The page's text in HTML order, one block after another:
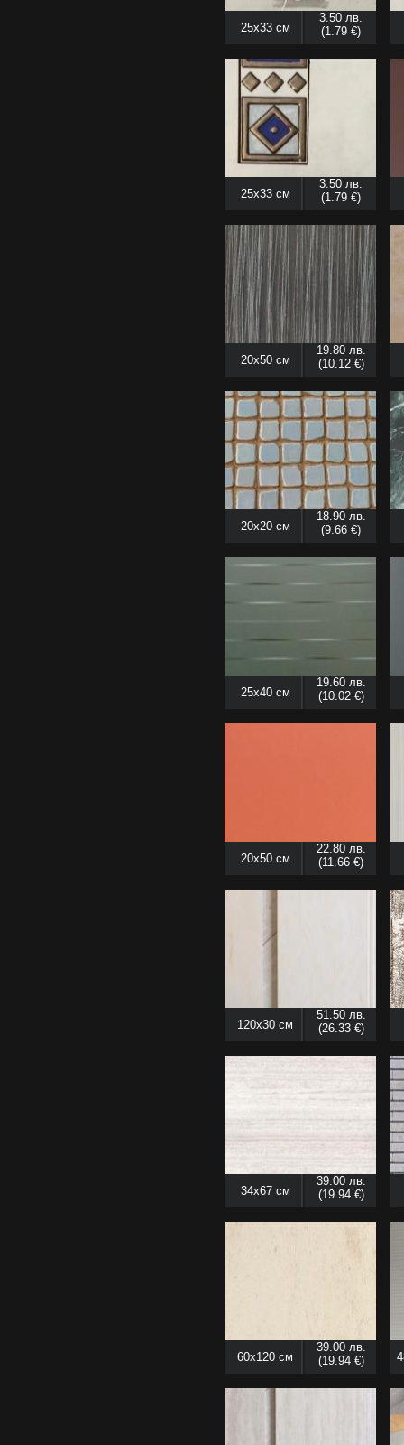
25x33 см
3.50 лв.
(1.79 €)
25x33 см
3.50 лв.
(1.79 €)
20x50 см
19.80 лв.
(10.12 €)
20x20 см
18.90 лв.
(9.66 €)
25x40 см
19.60 лв.
(10.02 €)
20x50 см
22.80 лв.
(11.66 €)
120x30 см
51.50 лв.
(26.33 €)
34x67 см
39.00 лв.
(19.94 €)
60x120 см
39.00 лв.
(19.94 €)